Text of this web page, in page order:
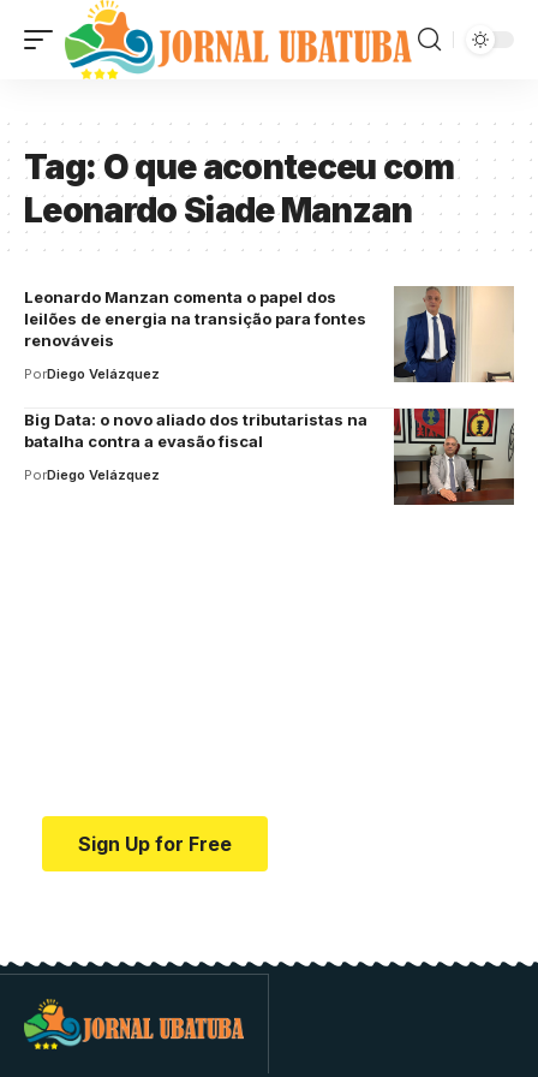
Tag:O que aconteceu com
Leonardo Siade Manzan
Leonardo Manzan comenta o papel dos
leilões de energia na transição para fontes
renováveis
PorDiego Velázquez
Big Data: o novo aliado dos tributaristas na
batalha contra a evasão fiscal
PorDiego Velázquez
Sign Up for Free